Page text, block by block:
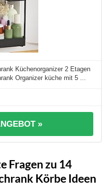
Küchenorganizer 2 Etagen
Organizer küche mit 5 ...
»
Fragen zu 14
Körbe Ideen